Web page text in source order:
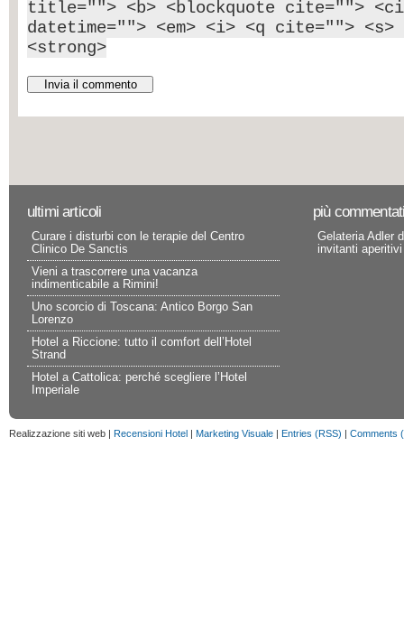
title=""> <b> <blockquote cite="">
datetime=""> <em> <i> <q cite="">
<strong>
ultimi articoli
Curare i disturbi con le terapie del Centro
Clinico De Sanctis
Vieni a trascorrere una vacanza
indimenticabile a Rimini!
Uno scorcio di Toscana: Antico Borgo San
Lorenzo
Hotel a Riccione: tutto il comfort dell’Hotel
Strand
Hotel a Cattolica: perché scegliere l’Hotel
Imperiale
più
Gelateria Adler
invitanti aperitivi
Realizzazione siti web | Recensioni Hotel | Marketing Visuale | Entries (RSS) | Comments